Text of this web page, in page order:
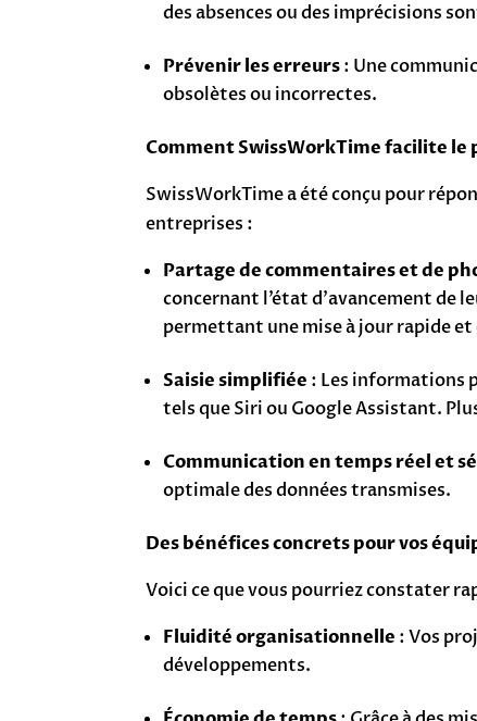
des absences ou des imprécisions
Prévenir les erreurs: Une
obsolètes ou incorrectes.
Comment SwissWorkTime facilite
SwissWorkTime a été conçu pour
entreprises :
Partage de commentaires et de
concernant l’état d’avancement de
permettant une mise à jour rapide
Saisie simplifiée : Les informations
tels que Siri ou Google Assistant.
Communication en temps réel et
optimale des données transmises.
Des bénéfices concrets pour vos
Voici ce que vous pourriez constater
Fluidité organisationnelle : Vos
développements.